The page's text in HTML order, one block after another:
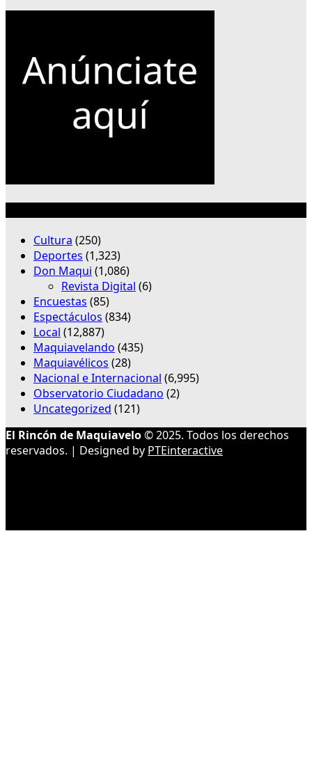
Cultura (250)
Deportes (1,323)
Don Maqui (1,086)
Revista Digital (6)
Encuestas (85)
Espectáculos (834)
Local (12,887)
Maquiavelando (435)
Maquiavélicos (28)
Nacional e Internacional (6,995)
Observatorio Ciudadano (2)
Uncategorized (121)
El Rincón de Maquiavelo© 2025. Todos los derechos
reservados. | Designed by PTEinteractive